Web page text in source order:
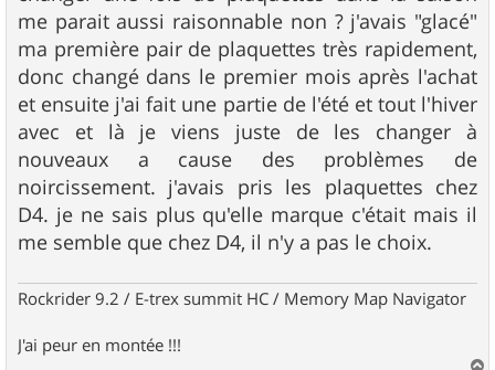
me parait aussi raisonnable non ? j'avais "glacé"
ma première pair de plaquettes très rapidement,
donc changé dans le premier mois après l'achat
et ensuite j'ai fait une partie de l'été et tout l'hiver
avec et là je viens juste de les changer à
nouveaux a cause des problèmes de
noircissement. j'avais pris les plaquettes chez
D4. je ne sais plus qu'elle marque c'était mais il
me semble que chez D4, il n'y a pas le choix.
Rockrider 9.2 / E-trex summit HC / Memory Map Navigator
J'ai peur en montée !!!